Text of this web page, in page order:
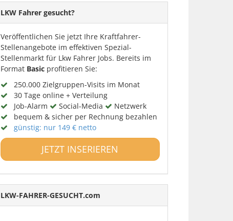
LKW Fahrer gesucht?
Veröffentlichen Sie jetzt Ihre Kraftfahrer-
Stellenangebote im effektiven Spezial-
Stellenmarkt für Lkw Fahrer Jobs. Bereits im
Format Basicprofitieren Sie:
250.000 Zielgruppen-Visits im Monat
30 Tage online + Verteilung
Job-Alarm
Social-Media
Netzwerk
bequem & sicher per Rechnung bezahlen
günstig: nur 149 € netto
JETZT INSERIEREN
LKW-FAHRER-GESUCHT.com